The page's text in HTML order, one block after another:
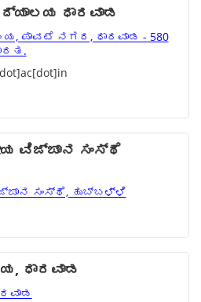
ಧಾರವಾಡ
ಪಾವಟೆ ನಗರ, ಧಾರವಾಡ - 580
ವಿಜ್ಙಾನ ಸಂಸ್ಥೆ
ಸಂಸ್ಥೆ, ಹುಬ್ಬಳ್ಳಿ
ಧಾರವಾಡ